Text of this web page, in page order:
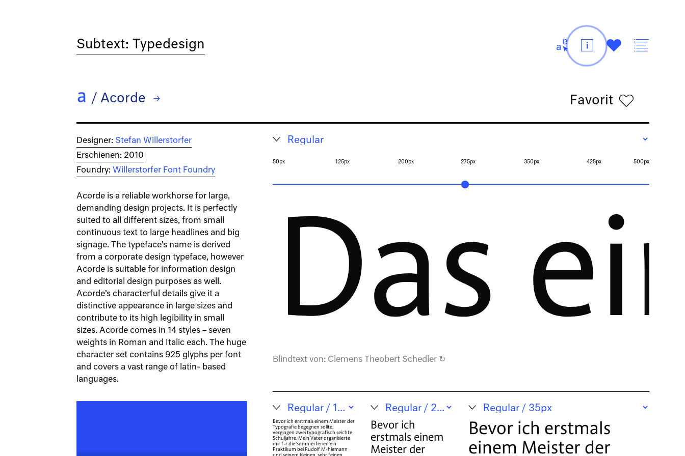
Subtext: Typedesign t i # v
/ Acorde → Adhesive Favorit h
Designer: Stefan Willerstorfer
Erschienen: 2010
Foundry: Willerstorfer Font Foundry
Acorde is a reliable workhorse for large,
demanding design projects. It is perfectly
suited to all different sizes, from small
continuous text to large headlines and big
signage. The typeface’s name is derived
from a corporate design typeface, however
Acorde is suitable for information design
and editorial design purposes as well.
Acorde’s characterful details give it a
distinctive appearance in large sizes and
contribute to its high legibility in small
sizes. Acorde comes in 14 styles – seven
weights in Roman and Italic each. The huge
character set contains 925 glyphs per font
and covers a vast range of latin- based
languages.
50px 125px 200px 275px 350px 425px 500px
Das
Blindtext von: Clemens Theobert Schedler↻
Bevor ich erstmals einem Meister der
Typografie begegnen sollte,
vergingen zwei typografisch seichte
Schuljahre. Mein Vater organisierte
mir für die Sommerferien ein
Praktikum bei Rudolf Mühlemann
Bevor ich
erstmals einem
Meister der
Bevor ich erstmals
einem Meister der